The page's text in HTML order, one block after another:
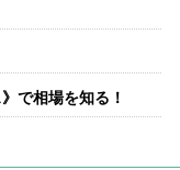
で相場を知る！